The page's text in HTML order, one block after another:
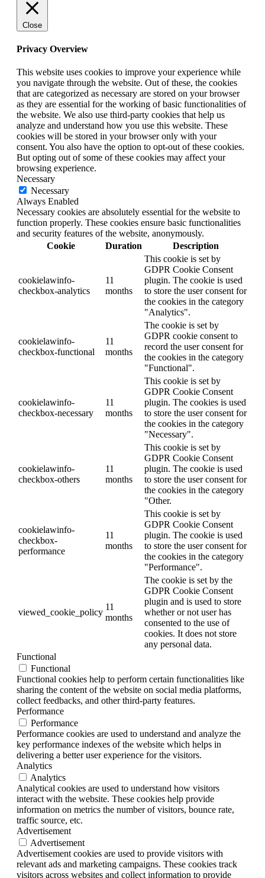
Close
Privacy Overview
This website uses cookies to improve your experience while
you navigate through the website. Out of these, the cookies
that are categorized as necessary are stored on your browser
as they are essential for the working of basic functionalities of
the website. We also use third-party cookies that help us
analyze and understand how you use this website. These
cookies will be stored in your browser only with your
consent. You also have the option to opt-out of these cookies.
But opting out of some of these cookies may affect your
browsing experience.
Necessary
Necessary
Always Enabled
Necessary cookies are absolutely essential for the website to
function properly. These cookies ensure basic functionalities
and security features of the website, anonymously.
Cookie
Duration Description
cookielawinfo-
checkbox-analytics
11
months
This cookie is set by
GDPR Cookie Consent
plugin. The cookie is used
to store the user consent for
the cookies in the category
"Analytics".
cookielawinfo-
checkbox-functional
11
months
The cookie is set by
GDPR cookie consent to
record the user consent for
the cookies in the category
"Functional".
cookielawinfo-
checkbox-necessary
11
months
This cookie is set by
GDPR Cookie Consent
plugin. The cookies is used
to store the user consent for
the cookies in the category
"Necessary".
cookielawinfo-
checkbox-others
11
months
This cookie is set by
GDPR Cookie Consent
plugin. The cookie is used
to store the user consent for
the cookies in the category
"Other.
cookielawinfo-
checkbox-
performance
11
months
This cookie is set by
GDPR Cookie Consent
plugin. The cookie is used
to store the user consent for
the cookies in the category
"Performance".
viewed_cookie_policy
11
months
The cookie is set by the
GDPR Cookie Consent
plugin and is used to store
whether or not user has
consented to the use of
cookies. It does not store
any personal data.
Functional
Functional
Functional cookies help to perform certain functionalities like
sharing the content of the website on social media platforms,
collect feedbacks, and other third-party features.
Performance
Performance
Performance cookies are used to understand and analyze the
key performance indexes of the website which helps in
delivering a better user experience for the visitors.
Analytics
Analytics
Analytical cookies are used to understand how visitors
interact with the website. These cookies help provide
information on metrics the number of visitors, bounce rate,
traffic source, etc.
Advertisement
Advertisement
Advertisement cookies are used to provide visitors with
relevant ads and marketing campaigns. These cookies track
visitors across websites and collect information to provide